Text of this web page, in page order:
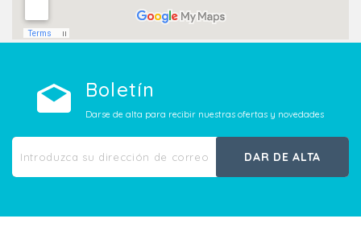
Boletín
Darse de alta para recibir nuestras ofertas y novedades
DAR DE ALTA